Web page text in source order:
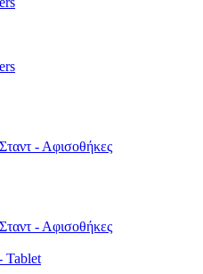
- Αφισοθήκες
- Αφισοθήκες
Tablet